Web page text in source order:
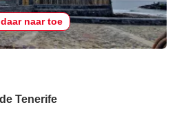
naar toe
Tenerife